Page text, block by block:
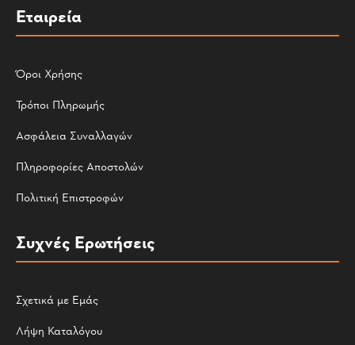
Εταιρεία
Όροι Χρήσης
Τρόποι Πληρωμής
Ασφάλεια Συναλλαγών
Πληροφορίες Αποστολών
Πολιτική Επιστροφών
Συχνές Ερωτήσεις
Σχετικά με Εμάς
Λήψη Καταλόγου